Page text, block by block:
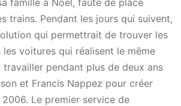
trains. Pendant les jours qui suivent,
qui permettrait de trouver les
les voitures qui réalisent le même
pendant plus de deux ans
et Francis Nappez pour créer
Le premier service de